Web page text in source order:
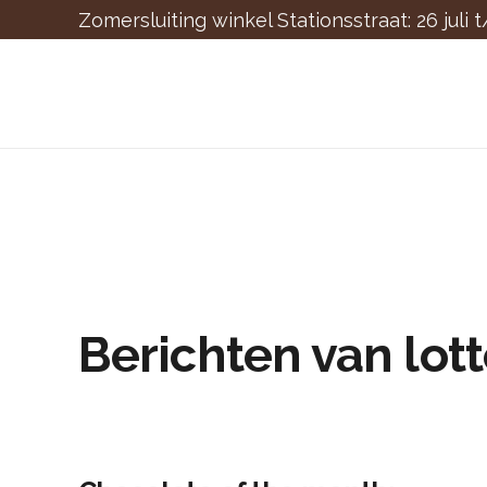
Zomersluiting winkel Stationsstraat: 26 juli
Berichten van